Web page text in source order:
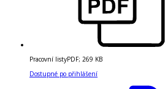
Pracovní listyPDF; 269 KB
Dostupné po přihlášení